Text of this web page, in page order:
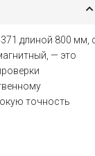
длиной 800 мм,
— это
точность